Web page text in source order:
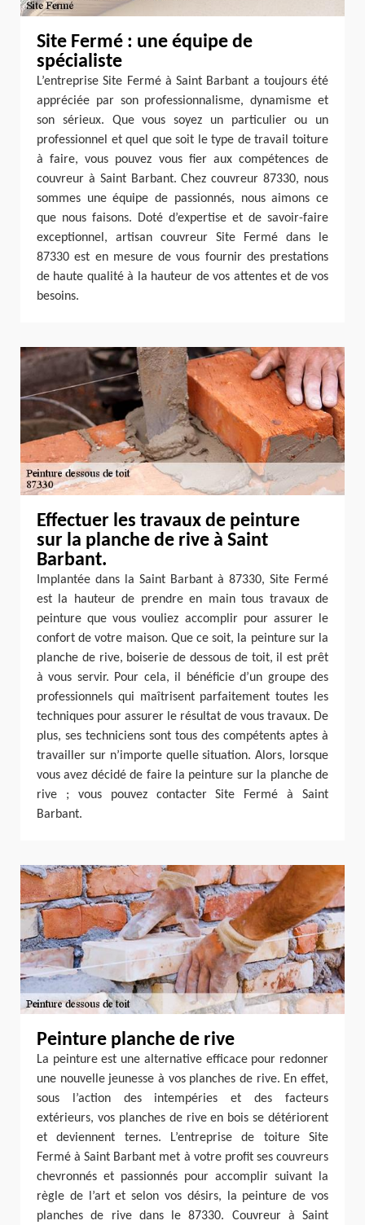
Site Fermé : une équipe de
spécialiste
L’entreprise Site Fermé à Saint Barbant a toujours été
appréciée par son professionnalisme, dynamisme et
son sérieux. Que vous soyez un particulier ou un
professionnel et quel que soit le type de travail toiture
à faire, vous pouvez vous fier aux compétences de
couvreur à Saint Barbant. Chez couvreur 87330, nous
sommes une équipe de passionnés, nous aimons ce
que nous faisons. Doté d’expertise et de savoir-faire
exceptionnel, artisan couvreur Site Fermé dans le
87330 est en mesure de vous fournir des prestations
de haute qualité à la hauteur de vos attentes et de vos
besoins.
Effectuer les travaux de peinture
sur la planche de rive à Saint
Barbant.
Implantée dans la Saint Barbant à 87330, Site Fermé
est la hauteur de prendre en main tous travaux de
peinture que vous vouliez accomplir pour assurer le
confort de votre maison. Que ce soit, la peinture sur la
planche de rive, boiserie de dessous de toit, il est prêt
à vous servir. Pour cela, il bénéficie d’un groupe des
professionnels qui maîtrisent parfaitement toutes les
techniques pour assurer le résultat de vous travaux. De
plus, ses techniciens sont tous des compétents aptes à
travailler sur n’importe quelle situation. Alors, lorsque
vous avez décidé de faire la peinture sur la planche de
rive ; vous pouvez contacter Site Fermé à Saint
Barbant.
Peinture planche de rive
La peinture est une alternative efficace pour redonner
une nouvelle jeunesse à vos planches de rive. En effet,
sous l’action des intempéries et des facteurs
extérieurs, vos planches de rive en bois se détériorent
et deviennent ternes. L’entreprise de toiture Site
Fermé à Saint Barbant met à votre profit ses couvreurs
chevronnés et passionnés pour accomplir suivant la
règle de l’art et selon vos désirs, la peinture de vos
planches de rive dans le 87330. Couvreur à Saint